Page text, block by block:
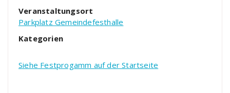
Veranstaltungsort
Parkplatz Gemeindefesthalle
Kategorien
Siehe Festprogamm auf der Startseite